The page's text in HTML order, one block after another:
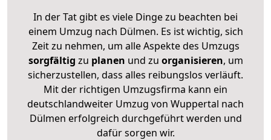
In der Tat gibt es viele Dinge zu beachten bei
einem Umzug nach Dülmen. Es ist wichtig, sich
Zeit zu nehmen, um alle Aspekte des Umzugs
sorgfältig zu planen und zu organisieren, um
sicherzustellen, dass alles reibungslos verläuft.
Mit der richtigen Umzugsfirma kann ein
deutschlandweiter Umzug von Wuppertal nach
Dülmen erfolgreich durchgeführt werden und
dafür sorgen wir.